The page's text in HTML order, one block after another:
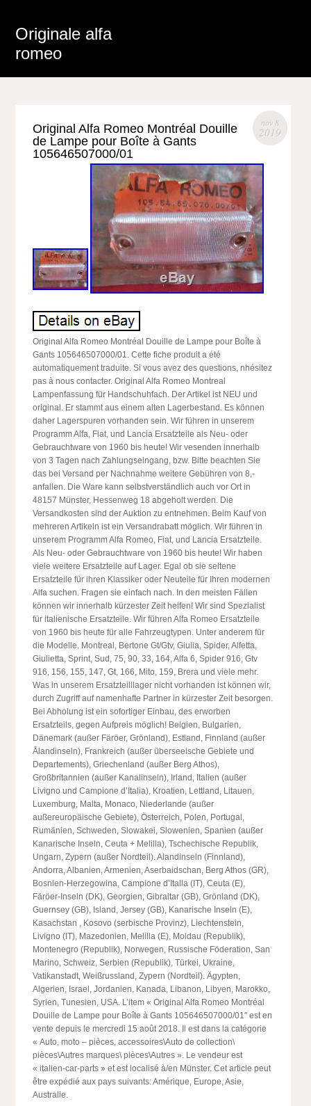
Originale alfa
romeo
nov 8
2019
Original Alfa Romeo Montréal Douille
de Lampe pour Boîte à Gants
105646507000/01
Original Alfa Romeo Montréal Douille de Lampe pour Boîte à
Gants 105646507000/01. Cette fiche produit a été
automatiquement traduite. Si vous avez des questions, nhésitez
pas à nous contacter. Original Alfa Romeo Montreal
Lampenfassung für Handschuhfach. Der Artikel ist NEU und
original. Er stammt aus einem alten Lagerbestand. Es können
daher Lagerspuren vorhanden sein. Wir führen in unserem
Programm Alfa, Fiat, und Lancia Ersatzteile als Neu- oder
Gebrauchtware von 1960 bis heute! Wir vesenden innerhalb
von 3 Tagen nach Zahlungseingang, bzw. Bitte beachten Sie
das bei Versand per Nachnahme weitere Gebühren von 8,-
anfallen. Die Ware kann selbstverständlich auch vor Ort in
48157 Münster, Hessenweg 18 abgeholt werden. Die
Versandkosten sind der Auktion zu entnehmen. Beim Kauf von
mehreren Artikeln ist ein Versandrabatt möglich. Wir führen in
unserem Programm Alfa Romeo, Fiat, und Lancia Ersatzteile.
Als Neu- oder Gebrauchtware von 1960 bis heute! Wir haben
viele weitere Ersatzteile auf Lager. Egal ob sie seltene
Ersatzteile für ihren Klassiker oder Neuteile für Ihren modernen
Alfa suchen. Fragen sie einfach nach. In den meisten Fällen
können wir innerhalb kürzester Zeit helfen! Wir sind Spezialist
für italienische Ersatzteile. Wir führen Alfa Romeo Ersatzteile
von 1960 bis heute für alle Fahrzeugtypen. Unter anderem für
die Modelle. Montreal, Bertone Gt/Gtv, Giulia, Spider, Alfetta,
Giulietta, Sprint, Sud, 75, 90, 33, 164, Alfa 6, Spider 916, Gtv
916, 156, 155, 147, Gt, 166, Mito, 159, Brera und viele mehr.
Was in unserem Ersatzteilllager nicht vorhanden ist können wir,
durch Zugriff auf namenhafte Partner in kürzester Zeit besorgen.
Bei Abholung ist ein sofortiger Einbau, des erworben
Ersatzteils, gegen Aufpreis möglich! Belgien, Bulgarien,
Dänemark (außer Färöer, Grönland), Estland, Finnland (außer
Ålandinseln), Frankreich (außer überseeische Gebiete und
Departements), Griechenland (außer Berg Athos),
Großbritannien (außer Kanalinseln), Irland, Italien (außer
Livigno und Campione d’Italia), Kroatien, Lettland, Litauen,
Luxemburg, Malta, Monaco, Niederlande (außer
außereuropäische Gebiete), Österreich, Polen, Portugal,
Rumänien, Schweden, Slowakei, Slowenien, Spanien (außer
Kanarische Inseln, Ceuta + Melilla), Tschechische Republik,
Ungarn, Zypern (außer Nordteil). Alandinseln (Finnland),
Andorra, Albanien, Armenien, Aserbaidschan, Berg Athos (GR),
Bosnien-Herzegowina, Campione d’Italia (IT), Ceuta (E),
Färöer-Inseln (DK), Georgien, Gibraltar (GB), Grönland (DK),
Guernsey (GB), Island, Jersey (GB), Kanarische Inseln (E),
Kasachstan , Kosovo (serbische Provinz), Liechtenstein,
Livigno (IT), Mazedonien, Melilla (E), Moldau (Republik),
Montenegro (Republik), Norwegen, Russische Föderation, San
Marino, Schweiz, Serbien (Republik), Türkei, Ukraine,
Vatikanstadt, Weißrussland, Zypern (Nordteil). Ägypten,
Algerien, Israel, Jordanien, Kanada, Libanon, Libyen, Marokko,
Syrien, Tunesien, USA. L’item « Original Alfa Romeo Montréal
Douille de Lampe pour Boîte à Gants 105646507000/01″ est en
vente depuis le mercredi 15 août 2018. Il est dans la catégorie
« Auto, moto – pièces, accessoires\Auto de collection\
pièces\Autres marques\ pièces\Autres ». Le vendeur est
« italien-car-parts » et est localisé à/en Münster. Cet article peut
être expédié aux pays suivants: Amérique, Europe, Asie,
Australie.